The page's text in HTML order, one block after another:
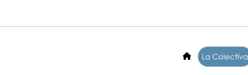
La Colectiva